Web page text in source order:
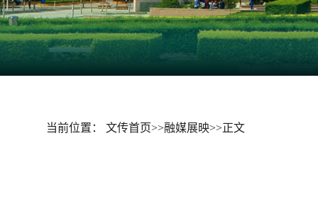
当前位置： 文传首页>>融媒展映>>正文